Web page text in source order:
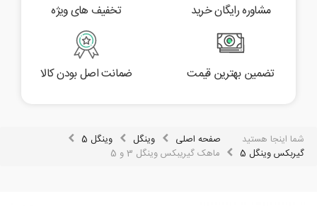
مشاوره رایگان خرید تخفیف های ویژه
تضمین بهترین قیمت ضمانت اصل بودن کالا
شما اینجا هستید صفحه اصلی وینگل
وینگل 5
گیربکس وینگل 5
ماهک گیریبکس وینگل 3 و 5